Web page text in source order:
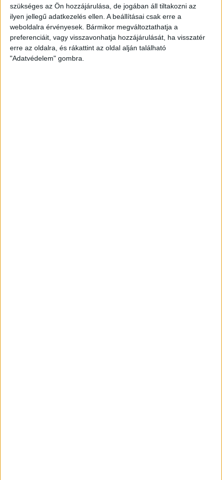
szükséges az Ön hozzájárulása, de jogában áll tiltakozni az
ilyen jellegű adatkezelés ellen. A beállításai csak erre a
weboldalra érvényesek. Bármikor megváltoztathatja a
preferenciáit, vagy visszavonhatja hozzájárulását, ha visszatér
erre az oldalra, és rákattint az oldal alján található
"Adatvédelem" gombra.
Összesen 2,7 milliárd forintba került az ócsai szociális
lakópark – derítettük ki közérdekű adatigénylésekkel.
A 80 felépített házból 39-ben laknak,...
ÁTLÁTSZÓ 2013. december 5. 4 p